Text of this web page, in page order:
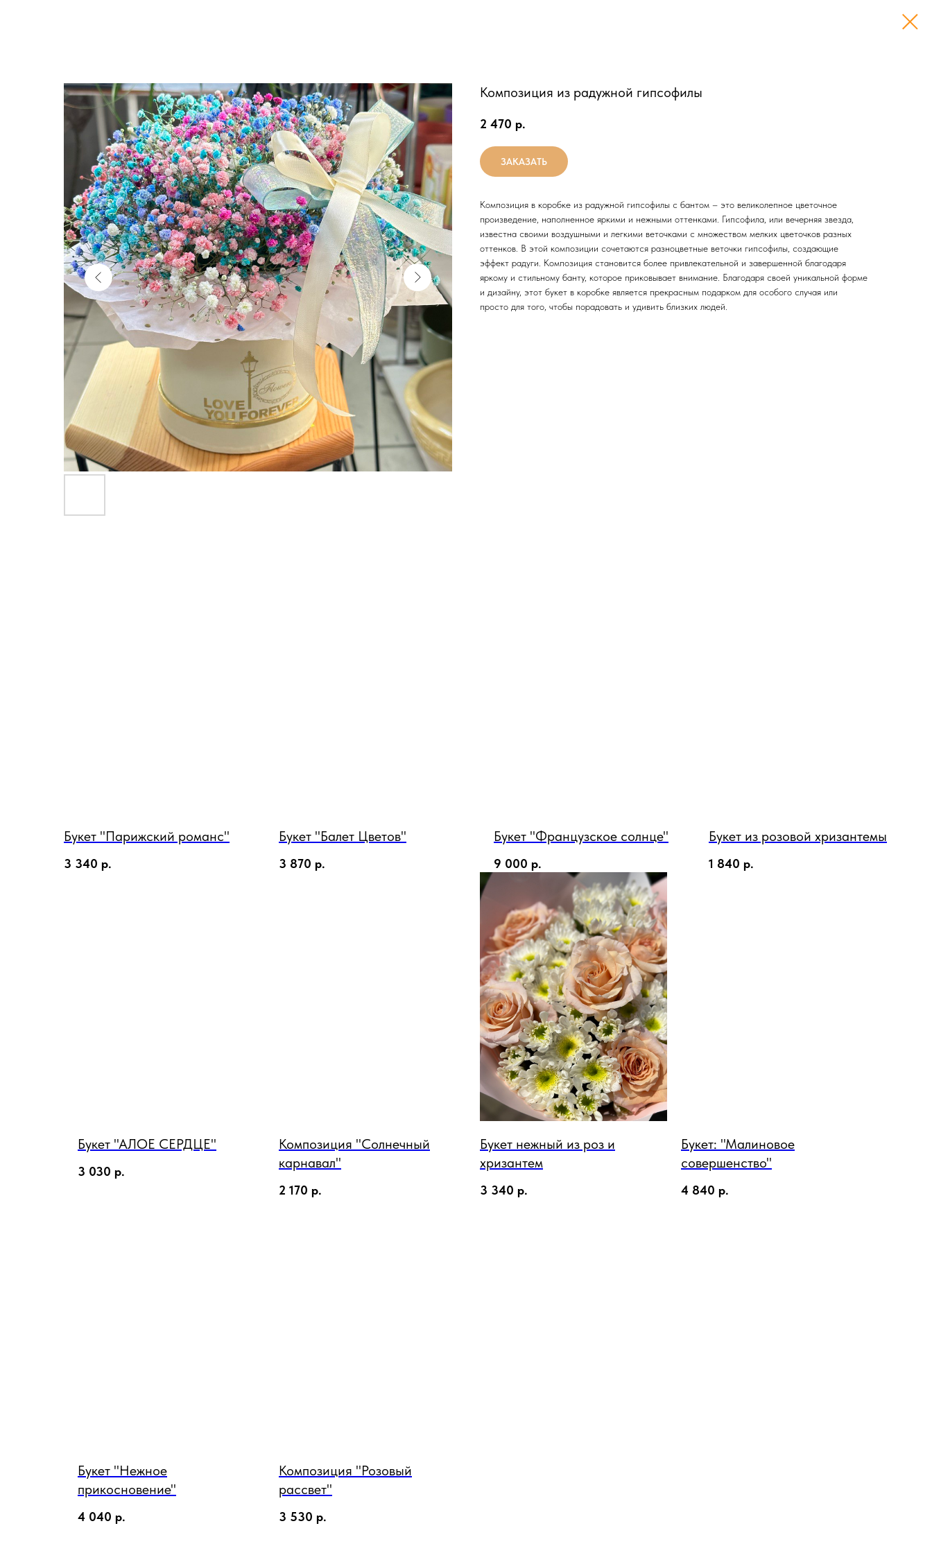
Композиция из радужной гипсофилы
2 470 р.
ЗАКАЗАТЬ
Композиция в коробке из радужной гипсофилы с бантом – это великолепное цветочное
произведение, наполненное яркими и нежными оттенками. Гипсофила, или вечерняя звезда,
известна своими воздушными и легкими веточками с множеством мелких цветочков разных
оттенков. В этой композиции сочетаются разноцветные веточки гипсофилы, создающие
эффект радуги. Композиция становится более привлекательной и завершенной благодаря
яркому и стильному банту, которое приковывает внимание. Благодаря своей уникальной форме
и дизайну, этот букет в коробке является прекрасным подарком для особого случая или
просто для того, чтобы порадовать и удивить близких людей.
Букет "Парижский романс"
3 340 р.
Букет "Балет Цветов"
3 870 р.
Букет "Французское солнце"
9 000 р.
Букет из розовой хризантемы
1 840 р.
Букет "АЛОЕ СЕРДЦЕ"
3 030 р.
Композиция "Солнечный
карнавал"
2 170 р.
Букет нежный из роз и
хризантем
3 340 р.
Букет: "Малиновое
совершенство"
4 840 р.
Букет "Нежное
прикосновение"
4 040 р.
Композиция "Розовый
рассвет"
3 530 р.